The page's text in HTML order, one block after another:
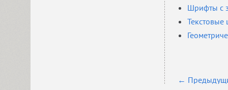
Шрифты с
←